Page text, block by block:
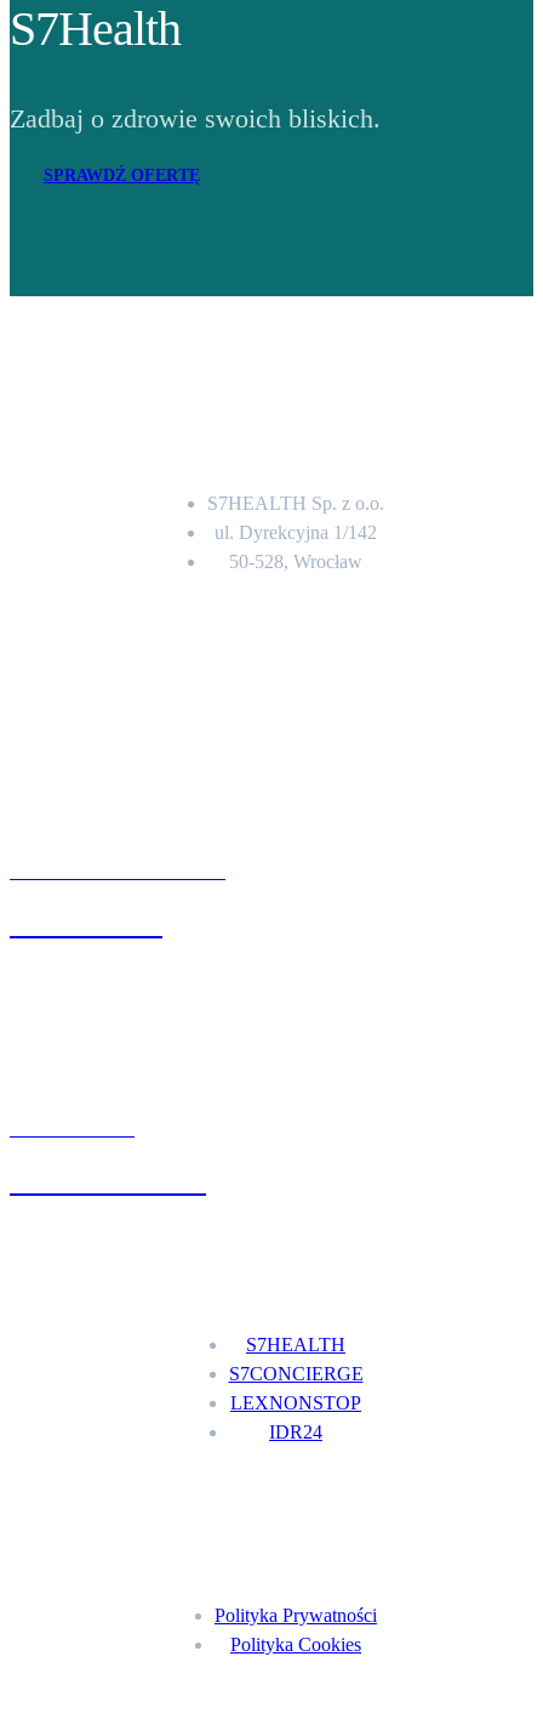
S7Health
Zadbaj o zdrowie swoich bliskich.
SPRAWDŹ OFERTĘ
S7HEALTH Sp. z o.o.
ul. Dyrekcyjna 1/142
50-528, Wrocław
S7HEALTH
S7CONCIERGE
LEXNONSTOP
IDR24
Polityka Prywatności
Polityka Cookies